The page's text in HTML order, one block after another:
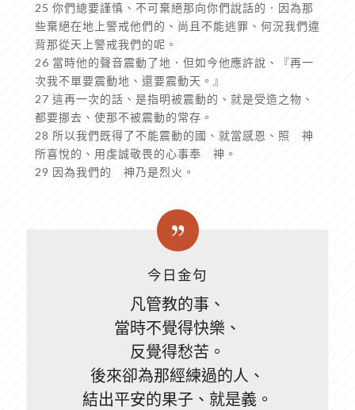
25 你們總要謹慎、不可棄絕那向你們說話的．因為那
些棄絕在地上警戒他們的、尚且不能逃罪、何況我們違
背那從天上警戒我們的呢。
26 當時他的聲音震動了地．但如今他應許說、『再一
次我不單要震動地、還要震動天。』
27 這再一次的話、是指明被震動的、就是受造之物、
都要挪去、使那不被震動的常存。
28 所以我們既得了不能震動的國、就當感恩、照 神
所喜悅的、用虔誠敬畏的心事奉 神。
29 因為我們的 神乃是烈火。
今日金句
凡管教的事、
當時不覺得快樂、
反覺得愁苦。
後來卻為那經練過的人、
結出平安的果子、就是義。